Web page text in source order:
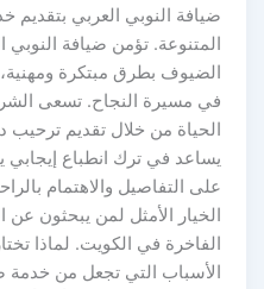
ضيافة النوبي العربي بتقديم
المتنوعة. تؤمن ضيافة النوبي
الضيوف بطرق مبتكرة
في مسيرة النجاح. تسعى
الحياة من خلال تقديم ترحيب
يساعد في ترك انطباع إيجابي
على التفاصيل والاهتمام
الخيار الأمثل لمن يبحثون عن
الفاخرة في الكويت. لماذا
الأسباب التي تجعل من خدمة